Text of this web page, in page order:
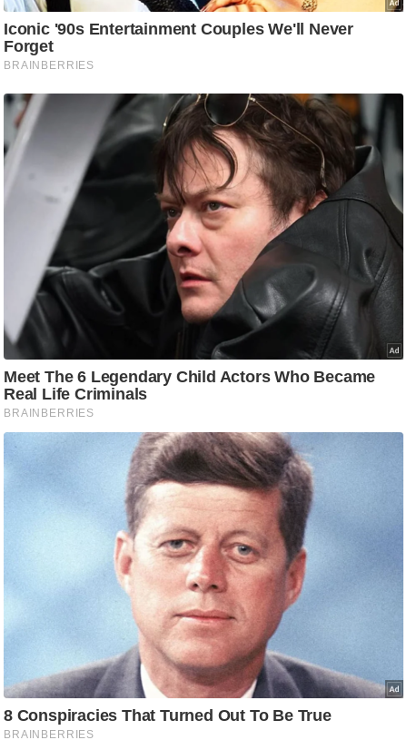
/
फै
श
घ
रे
न
स्थ
ल
फि
ट
ने
स
शि
रा
ज
नी